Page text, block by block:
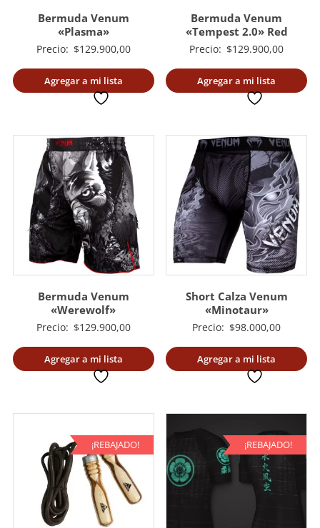
Bermuda Venum
«Plasma»
Precio: $129.900,00
Agregar a mi lista
Bermuda Venum
«Tempest 2.0» Red
Precio: $129.900,00
Agregar a mi lista
Bermuda Venum
«Werewolf»
Precio: $129.900,00
Agregar a mi lista
Short Calza Venum
«Minotaur»
Precio: $98.000,00
Agregar a mi lista
¡REBAJADO! ¡REBAJADO!